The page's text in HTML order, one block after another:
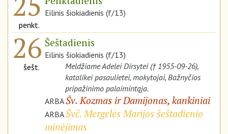
penkt.
Eilinis šiokiadienis (f/13)
26
šešt.
Šeštadienis
Eilinis šiokiadienis (f/13)
Meldžiame Adelei Dirsytei († 1955-09-26),
katalikei pasaulietei, mokytojai, Bažnyčios
pripažinimo palaimintąja.
ARBAŠv. Kozmas ir Damijonas, kankiniai
ARBAŠvč. Mergelės Marijos šeštadienio
minėjimas